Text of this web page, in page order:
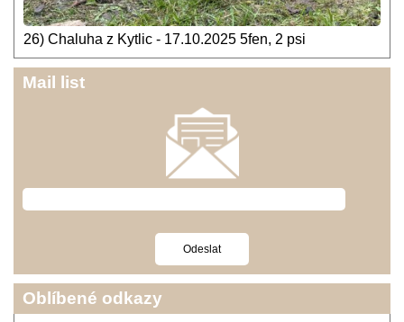
26) Chaluha z Kytlic - 17.10.2025 5fen, 2 psi
Mail list
Oblíbené odkazy